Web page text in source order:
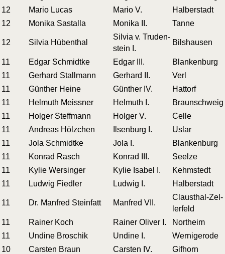
12
Mario Lucas Mario V.
Hal­ber­stadt
12
Moni­ka Sastalla Moni­ka II. Tan­ne
12 Sil­via Hübenthal
Sil­via v. Tru­den­
stein I.
Bils­hau­sen
11 Edgar Schmidtke Edgar III.
Blan­ken­burg
11
Ger­hard Stallmann Ger­hard II.
Verl
11
Gün­ther Heine Gün­ther IV.
Hat­torf
11
Hel­muth Meissner Hel­muth I.
Braun­schweig
11
Hol­ger Steffmann Hol­ger V.
Cel­le
11
Andre­as Hölzchen Ilsen­burg I.
Uslar
11
Jola Schmidtke Jola I.
Blan­ken­burg
11
Kon­rad Rasch Kon­rad III.
Seel­ze
11
Kylie Wersinger Kylie Isa­bel I.
Kehm­stedt
11
Lud­wig Fiedler Lud­wig I. Hal­ber­stadt
11 Dr. Man­fred Steinfatt Man­fred VII.
Claus­thal-Zel­
ler­feld
11
Rai­ner Koch Rai­ner Oli­ver I.
Nort­heim
11
Undi­ne Broschik Undi­ne I.
Wer­ni­ge­ro­de
10
Cars­ten Braun Cars­ten IV.
Gif­horn